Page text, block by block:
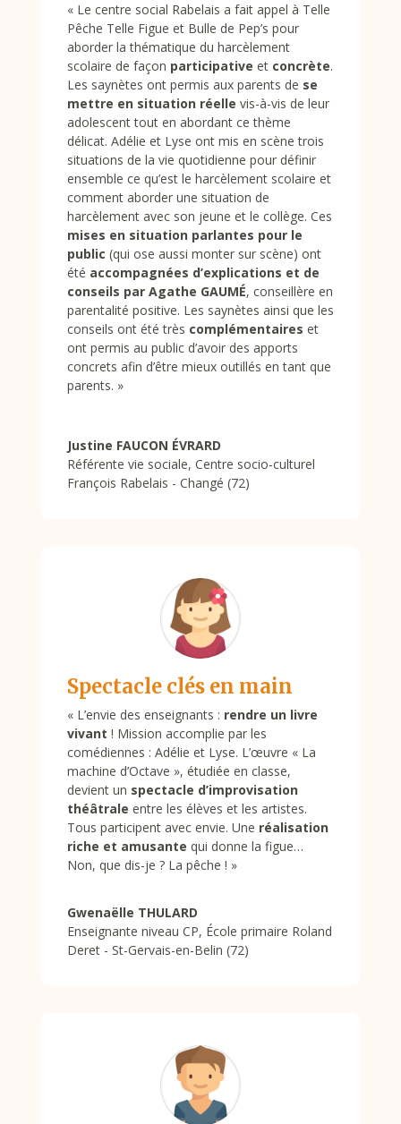
« Le centre social Rabelais a fait appel à Telle
Pêche Telle Figue et Bulle de Pep’s pour
aborder la thématique du harcèlement
scolaire de façon participative et concrète.
Les saynètes ont permis aux parents de se
mettre en situation réelle vis-à-vis de leur
adolescent tout en abordant ce thème
délicat. Adélie et Lyse ont mis en scène trois
situations de la vie quotidienne pour définir
ensemble ce qu’est le harcèlement scolaire et
comment aborder une situation de
harcèlement avec son jeune et le collège. Ces
mises en situation parlantes pour le
public (qui ose aussi monter sur scène) ont
été accompagnées d’explications et de
conseils par Agathe GAUMÉ, conseillère en
parentalité positive. Les saynètes ainsi que les
conseils ont été très complémentaires et
ont permis au public d’avoir des apports
concrets afin d’être mieux outillés en tant que
parents. »
Justine FAUCON ÉVRARD
Référente vie sociale, Centre socio-culturel
François Rabelais - Changé (72)
Spectacle clés en main
« L’envie des enseignants : rendre un livre
vivant ! Mission accomplie par les
comédiennes : Adélie et Lyse. L’œuvre « La
machine d’Octave », étudiée en classe,
devient un spectacle d’improvisation
théâtrale entre les élèves et les artistes.
Tous participent avec envie. Une réalisation
riche et amusante qui donne la figue…
Non, que dis-je ? La pêche ! »
Gwenaëlle THULARD
Enseignante niveau CP, École primaire Roland
Deret - St-Gervais-en-Belin (72)